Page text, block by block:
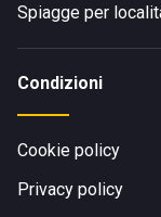
Spiagge per
Condizioni
Cookie policy
Privacy policy